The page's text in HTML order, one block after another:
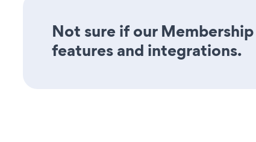
Not sure if our
features and integrations.